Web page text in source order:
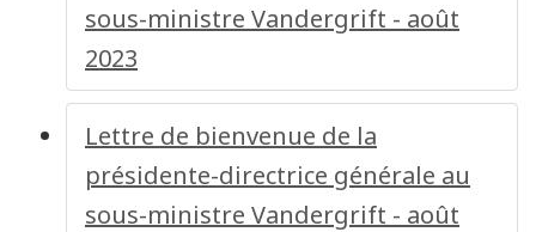
sous-ministre Vandergrift - août
2023
Lettre de bienvenue de la
présidente-directrice générale au
sous-ministre Vandergrift - août